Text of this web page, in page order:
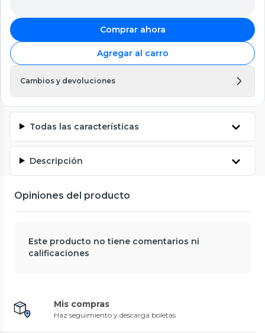
Comprar ahora
Agregar al carro
Cambios y devoluciones
Todas las características
Descripción
Opiniones del producto
Este producto no tiene comentarios ni
calificaciones
Mis compras
Haz seguimiento y descarga boletas